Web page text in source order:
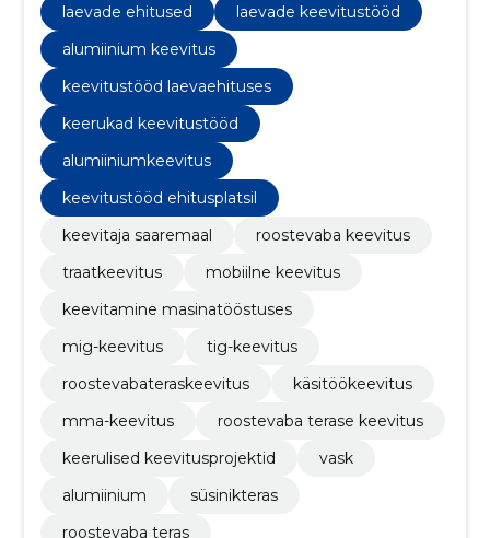
laevade ehitused
laevade keevitustööd
alumiinium keevitus
keevitustööd laevaehituses
keerukad keevitustööd
alumiiniumkeevitus
keevitustööd ehitusplatsil
keevitaja saaremaal
roostevaba keevitus
traatkeevitus
mobiilne keevitus
keevitamine masinatööstuses
mig-keevitus
tig-keevitus
roostevabateraskeevitus
käsitöökeevitus
mma-keevitus
roostevaba terase keevitus
keerulised keevitusprojektid
vask
alumiinium
süsinikteras
roostevaba teras